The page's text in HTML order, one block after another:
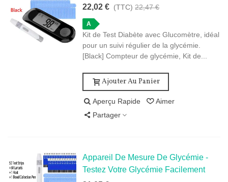
22,02 € (TTC) 22,47 €
A
Kit de Test Diabète avec Glucomètre, idéal
pour un suivi régulier de la glycémie.
[Black] Compteur de glycémie, Kit de...
Ajouter Au Panier
Aperçu Rapide
Aimer
Partager
Appareil De Mesure De Glycémie -
Testez Votre Glycémie Facilement